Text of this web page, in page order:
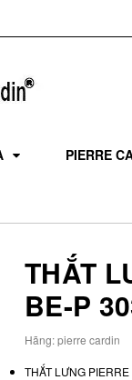
PIERRE
THẮT
BE-P
Hãng:pierre cardin
THẮT LƯNG